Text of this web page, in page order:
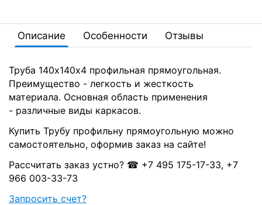
Описание Особенности Отзывы
Труба 140х140х4 профильная прямоугольная.
Преимущество - легкость и жесткость
материала. Основная область применения
- различные виды каркасов.
Купить Трубу профильну прямоугольную можно
самостоятельно, оформив заказ на сайте!
Рассчитать заказ устно? ☎ +7 495 175-17-33, +7
966 003-33-73
Запросить счет?